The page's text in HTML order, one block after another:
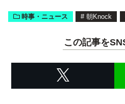
時事・ニュース # 朝Knock
この記事を